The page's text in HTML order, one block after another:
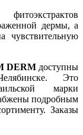
дермы, а
чувствительную
DERMдоступны
Это
марки
подробным
Заказы